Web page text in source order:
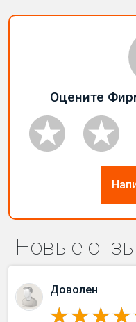
Оцените
Новые
Доволен